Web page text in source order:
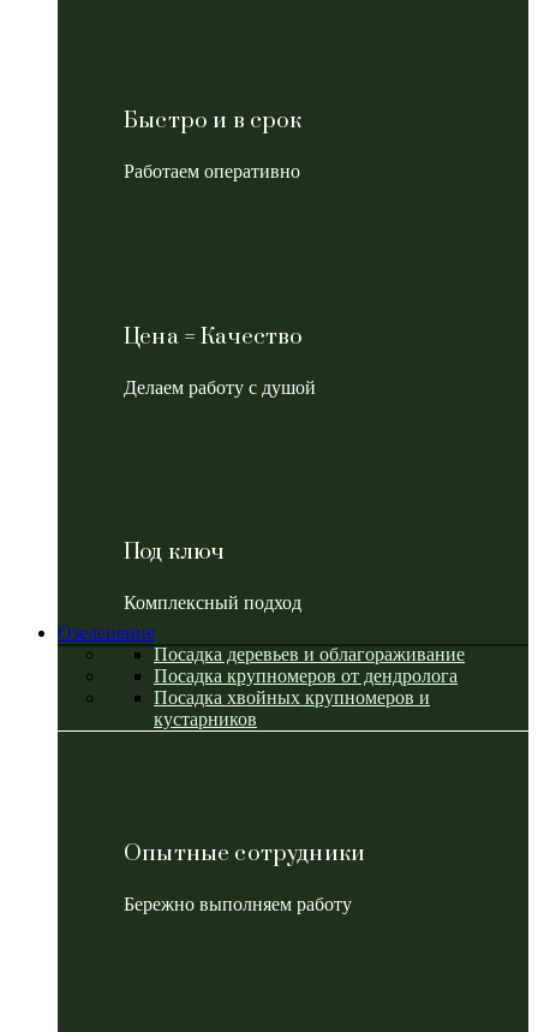
Быстро и в срок
Работаем оперативно
Цена = Качество
Делаем работу с душой
Под ключ
Комплексный подход
Озеленение
Посадка деревьев и облагораживание
Посадка крупномеров от дендролога
Посадка хвойных крупномеров и
кустарников
Опытные сотрудники
Бережно выполняем работу